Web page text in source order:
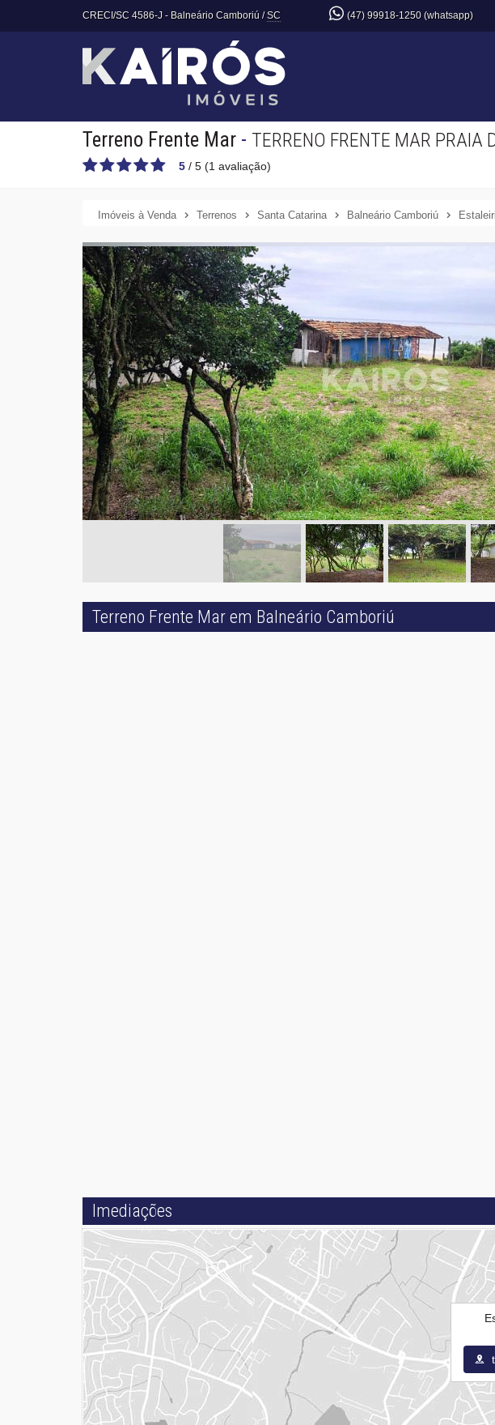
CRECI/SC 4586-J - Balneário Camboriú /SC (47) 99918-1250 (whatsapp)
Terreno Frente Mar - TERRENO FRENTE MAR PRAIA
5 / 5 (1 avaliação)
Imóveis à Venda Terrenos Santa Catarina Balneário Camboriú
Terreno Frente Mar em Balneário Camboriú
Imediações